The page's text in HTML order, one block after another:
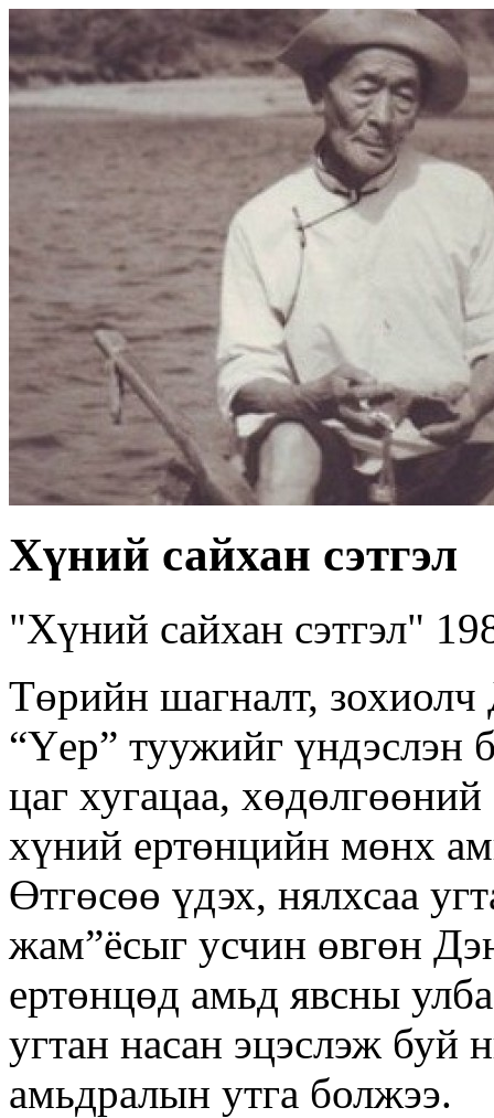
Хүний сайхан сэтгэл
"Хүний сайхан сэтгэл"
Төрийн шагналт,
“Үер” туужийг үндэслэн
цаг хугацаа,
хүний ертөнцийн мөнх
Өтгөсөө үдэх, нялхсаа
жам”ёсыг усчин өвгөн
ертөнцөд амьд явсны
угтан насан эцэслэж буй
амьдралын утга болжээ.